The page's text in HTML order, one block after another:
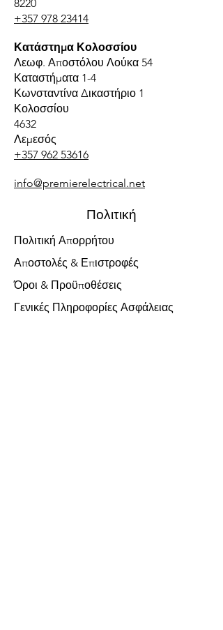
8220
+357 978 23414
Κατάστημα Κολοσσίου
Λεωφ. Αποστόλου Λούκα 54
Καταστήματα 1-4
Κωνσταντίνα Δικαστήριο 1
Κολοσσίου
4632
Λεμεσός
+357 962 53616
info@premierelectrical.net
Πολιτική
Πολιτική Απορρήτου
Αποστολές & Επιστροφές
Όροι & Προϋποθέσεις
Γενικές Πληροφορίες Ασφάλειας